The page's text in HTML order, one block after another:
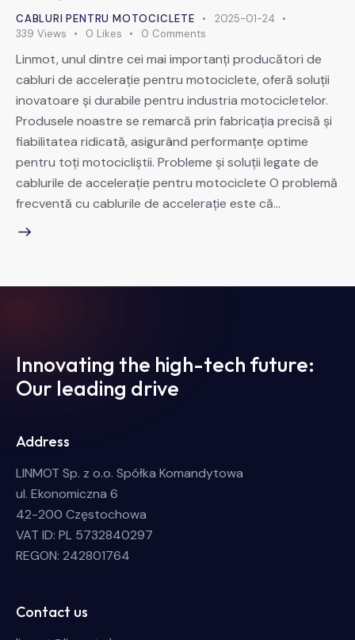
CABLURI PENTRU MOTOCICLETE
2025-01-24
339 Views 0 Likes 0 Comments
Linmot, unul dintre cei mai importanți producători de
cabluri de accelerație pentru motociclete, oferă soluții
inovatoare și durabile pentru industria motocicletelor.
Produsele noastre se remarcă prin fabricația precisă și
fiabilitatea ridicată, asigurând performanțe optime
pentru toți motocicliștii. Probleme și soluții legate de
cablurile de accelerație pentru motociclete O problemă
frecventă cu cablurile de accelerație este că…
Innovating the high-tech future:
Our leading drive
Address
LINMOT Sp. z o.o. Spółka Komandytowa
ul. Ekonomiczna 6
42-200 Częstochowa
VAT ID: PL 5732840297
REGON: 242801764
Contact us